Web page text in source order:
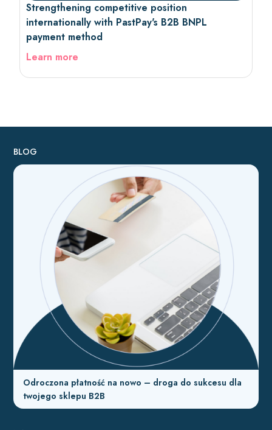
Strengthening competitive position
internationally with PastPay's B2B BNPL
payment method
Learn more
BLOG
Odroczona płatność na nowo – droga do sukcesu dla
twojego sklepu B2B